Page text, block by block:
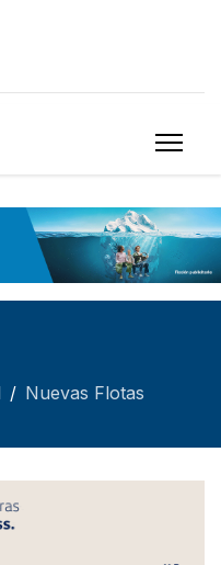
Nuevas Flotas